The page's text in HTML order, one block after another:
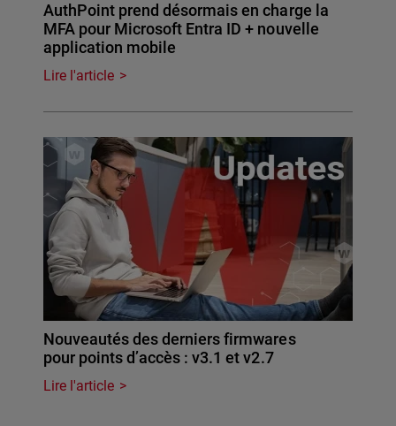
AuthPoint prend désormais en charge la
MFA pour Microsoft Entra ID + nouvelle
application mobile
Lire l'article
Nouveautés des derniers firmwares
pour points d’accès : v3.1 et v2.7
Lire l'article